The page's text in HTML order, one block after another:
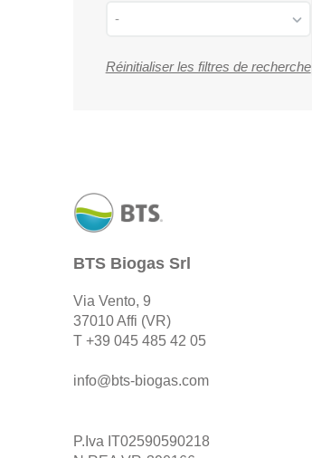
-
Réinitialiser les filtres de recherche
BTS Biogas Srl
Via Vento, 9
37010 Affi (VR)
T +39 045 485 42 05
info@bts-biogas.com
P.Iva IT02590590218